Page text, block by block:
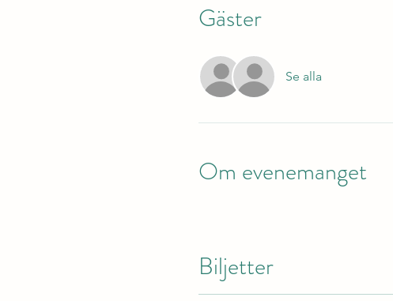
Gäster
Se alla
Om evenemanget
Biljetter